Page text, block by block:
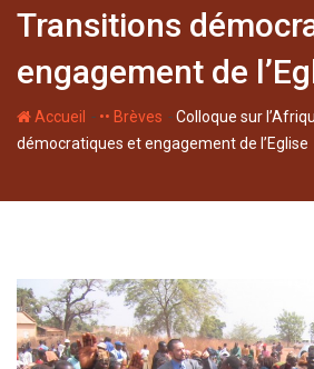
Transitions
engagement de
Accueil - •• Brèves -Colloque sur
démocratiques et engagement de l’Eglise